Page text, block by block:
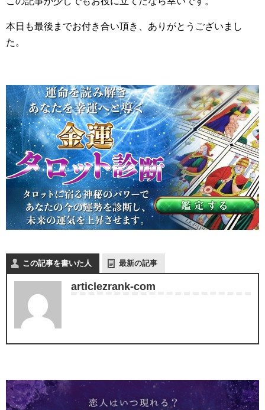
本日も最後までお付き合い頂き、ありがとうございまし
た。
この記事を書いた人 最新の記事
articlezrank-com